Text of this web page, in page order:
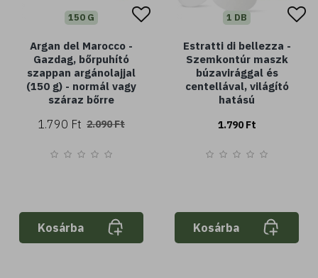
150 G
Argan del Marocco -
Gazdag, bőrpuhító
szappan argánolajjal
(150 g) - normál vagy
száraz bőrre
1.790 Ft 2.090 Ft
Kosárba
1 DB
Estratti di bellezza -
Szemkontúr maszk
búzavirággal és
centellával, világító
hatású
1.790 Ft
Kosárba